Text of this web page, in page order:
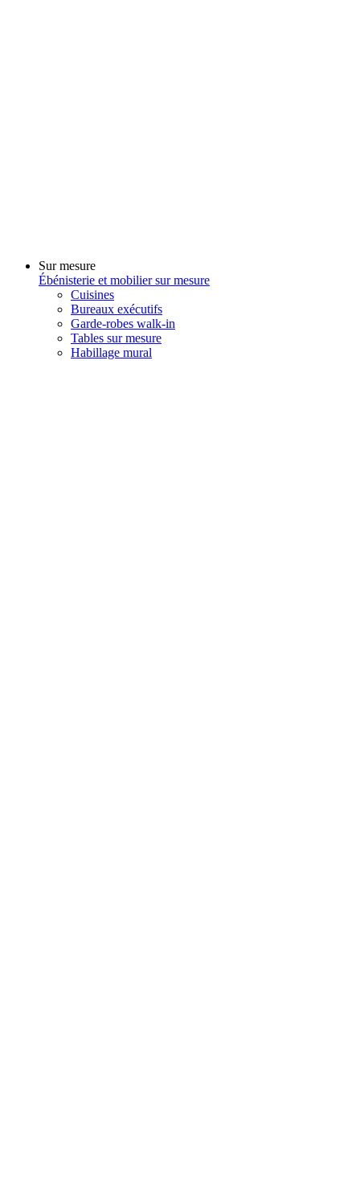
Sur mesure
Ébénisterie et mobilier sur mesure
Cuisines
Bureaux exécutifs
Garde-robes walk-in
Tables sur mesure
Habillage mural